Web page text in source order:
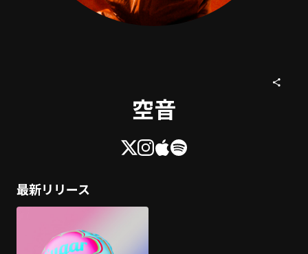
空音
最新リリース